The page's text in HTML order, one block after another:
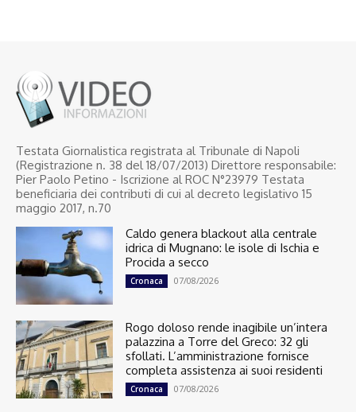
Testata Giornalistica registrata al Tribunale di Napoli
(Registrazione n. 38 del 18/07/2013) Direttore responsabile:
Pier Paolo Petino - Iscrizione al ROC N°23979 Testata
beneficiaria dei contributi di cui al decreto legislativo 15
maggio 2017, n.70
Caldo genera blackout alla centrale
idrica di Mugnano: le isole di Ischia e
Procida a secco
Cronaca 07/08/2026
Rogo doloso rende inagibile un’intera
palazzina a Torre del Greco: 32 gli
sfollati. L’amministrazione fornisce
completa assistenza ai suoi residenti
Cronaca 07/08/2026